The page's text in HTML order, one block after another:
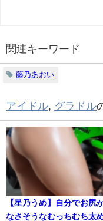
関連キーワード
藤乃あおい
アイドル, グラドル
【星乃うめ】自分でお尻
なさそうなむっちむち太